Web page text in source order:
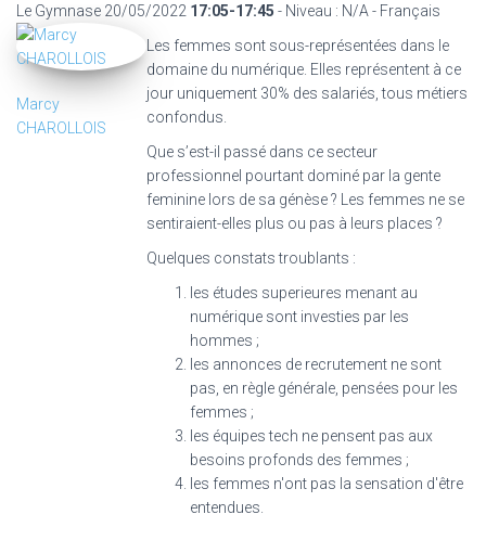
Le Gymnase 20/05/2022 17:05-17:45 - Niveau : N/A - Français
Les femmes sont sous-représentées dans le
domaine du numérique. Elles représentent à ce
jour uniquement 30% des salariés, tous métiers
confondus.
Que s’est-il passé dans ce secteur
professionnel pourtant dominé par la gente
feminine lors de sa génèse ? Les femmes ne se
sentiraient-elles plus ou pas à leurs places ?
Quelques constats troublants :
les études superieures menant au
numérique sont investies par les
hommes ;
les annonces de recrutement ne sont
pas, en règle générale, pensées pour les
femmes ;
les équipes tech ne pensent pas aux
besoins profonds des femmes ;
les femmes n'ont pas la sensation d'être
entendues.
Marcy
CHAROLLOIS